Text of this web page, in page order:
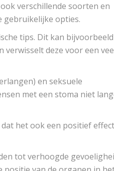
verschillende soorten en
gebruikelijke opties.
tips. Dit kan bijvoorbeeld
verwisselt deze voor een
en seksuele
met een stoma niet
dat het ook een positief effect
tot verhoogde